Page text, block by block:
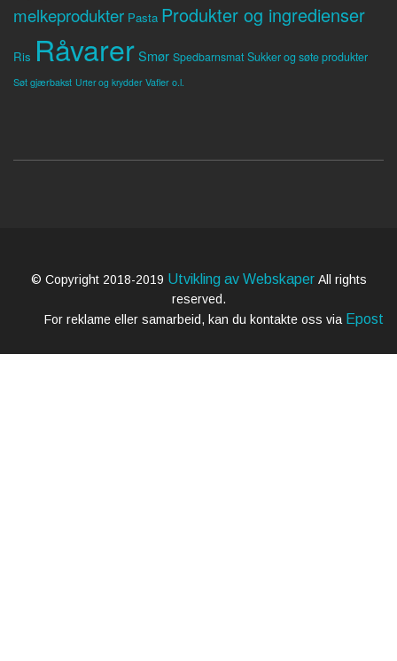
melkeprodukter Pasta Produkter og ingredienser
Ris RåvarerSmør Spedbarnsmat Sukker og søte produkter
Søt gjærbakst Urter og krydder Vafler o.l.
© Copyright 2018-2019 Utvikling av Webskaper All rights
reserved.
For reklame eller samarbeid, kan du kontakte oss via Epost